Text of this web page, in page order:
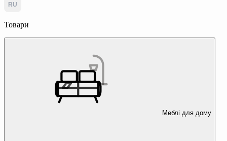
RU
Товари
Меблі для дому